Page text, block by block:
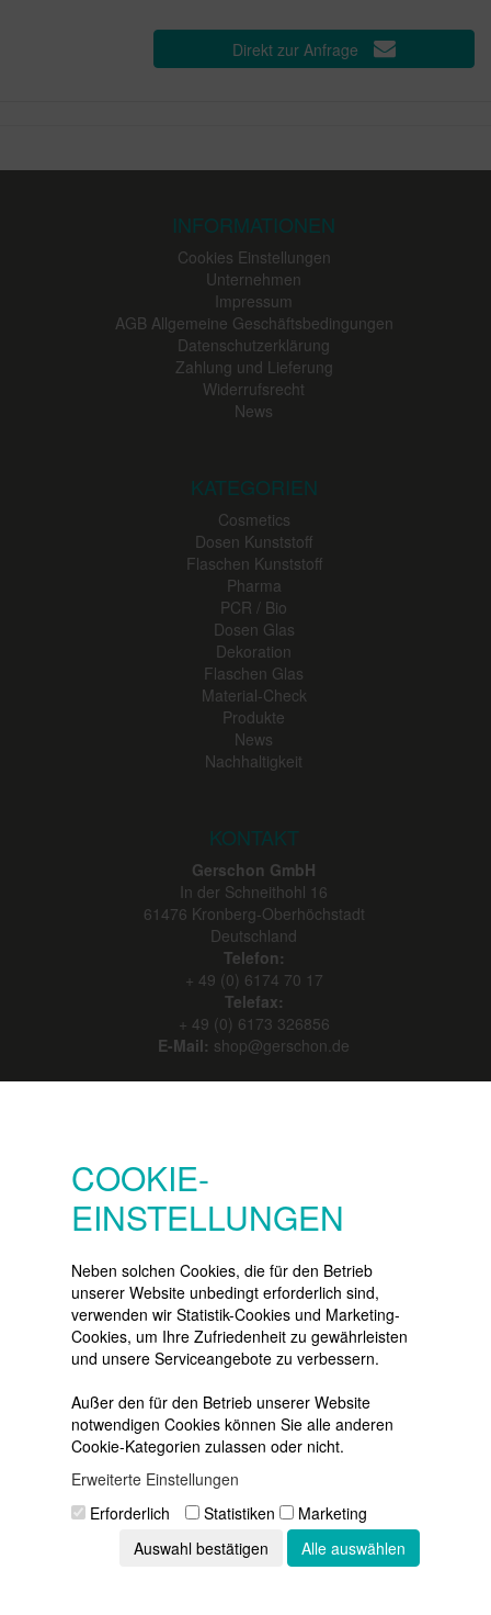
Direkt zur Anfrage
INFORMATIONEN
Cookies Einstellungen
Unternehmen
Impressum
AGB Allgemeine Geschäftsbedingungen
Datenschutzerklärung
Zahlung und Lieferung
Widerrufsrecht
News
KATEGORIEN
Cosmetics
Dosen Kunststoff
Flaschen Kunststoff
Pharma
PCR / Bio
Dosen Glas
Dekoration
Flaschen Glas
Material-Check
Produkte
News
Nachhaltigkeit
KONTAKT
Gerschon GmbH
In der Schneithohl 16
61476 Kronberg-Oberhöchstadt
Deutschland
Telefon:
+ 49 (0) 6174 70 17
Telefax:
+ 49 (0) 6173 326856
E-Mail: shop@gerschon.de
Warenkorb
Vertrag widerrufen
NEWSLETTER
besten Angebote
per E-Mail:
Newsletter
Abonnieren
COOKIE-
EINSTELLUNGEN
Neben solchen Cookies, die für den Betrieb
unserer Website unbedingt erforderlich sind,
verwenden wir Statistik-Cookies und Marketing-
Cookies, um Ihre Zufriedenheit zu gewährleisten
und unsere Serviceangebote zu verbessern.
Außer den für den Betrieb unserer Website
notwendigen Cookies können Sie alle anderen
Cookie-Kategorien zulassen oder nicht.
Erweiterte Einstellungen
Erforderlich
Statistiken
Marketing
Auswahl bestätigen
Alle auswählen